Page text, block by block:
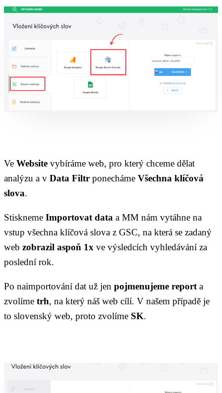
Ve Website vybíráme web, pro který chceme dělat
analýzu a v Data Filtr ponecháme Všechna klíčová
slova.
Stiskneme Importovat data a MM nám vytáhne na
vstup všechna klíčová slova z GSC, na která se zadaný
web zobrazil aspoň 1x ve výsledcích vyhledávání za
poslední rok.
Po naimportování dat už jen pojmenujeme report a
zvolíme trh, na který náš web cílí. V našem případě je
to slovenský web, proto zvolíme SK.